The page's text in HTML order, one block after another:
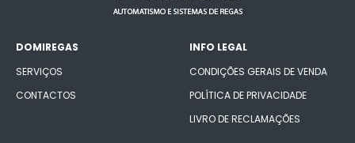
DOMIREGAS
SERVIÇOS
CONTACTOS
INFO LEGAL
CONDIÇÕES GERAIS DE VENDA
POLÍTICA DE PRIVACIDADE
LIVRO DE RECLAMAÇÕES